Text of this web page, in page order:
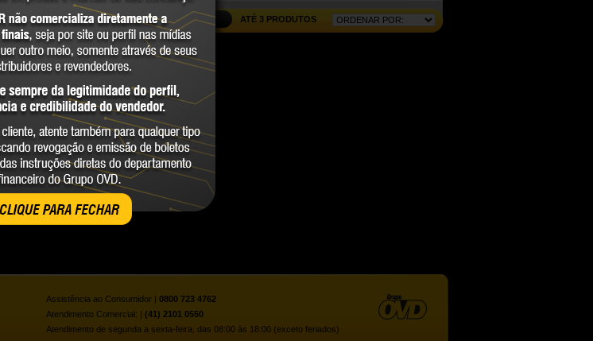
CLIQUE PARA FECHAR
COMPARAR ATÉ 3 PRODUTOS
Assistência ao Consumidor | 0800 723 4762
Atendimento Comercial: | (41) 2101 0550
Atendimento de segunda a sexta-feira, das 08:00 às 18:00 (exceto feriados)